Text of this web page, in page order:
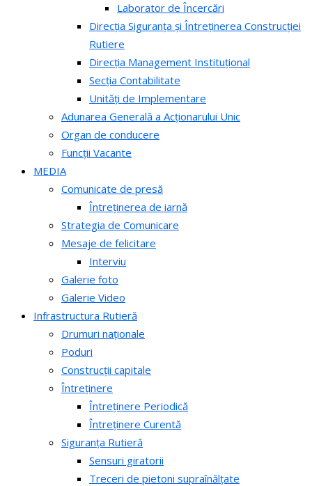
Laborator de Încercări
Direcția Siguranța și Întreținerea Construcției
Rutiere
Direcția Management Instituțional
Secția Contabilitate
Unități de Implementare
Adunarea Generală a Acționarului Unic
Organ de conducere
Funcții Vacante
MEDIA
Comunicate de presă
Întreținerea de iarnă
Strategia de Comunicare
Mesaje de felicitare
Interviu
Galerie foto
Galerie Video
Infrastructura Rutieră
Drumuri naționale
Poduri
Construcții capitale
Întreținere
Întreținere Periodică
Întreținere Curentă
Siguranța Rutieră
Sensuri giratorii
Treceri de pietoni supraînălțate